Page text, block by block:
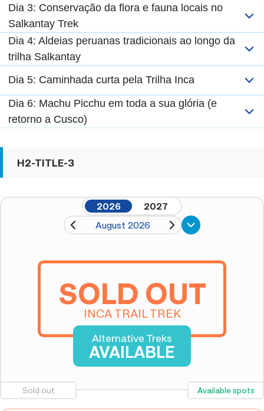
Dia 3: Conservação da flora e fauna locais no
Salkantay Trek
Dia 4: Aldeias peruanas tradicionais ao longo da
trilha Salkantay
Dia 5: Caminhada curta pela Trilha Inca
Dia 6: Machu Picchu em toda a sua glória (e
retorno a Cusco)
H2-TITLE-3
2026
2027
August 2026
SOLD OUT
INCA TRAIL TREK
Alternative Treks
AVAILABLE
Sold out Available spots